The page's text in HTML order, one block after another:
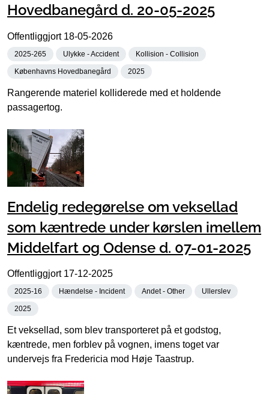
Hovedbanegård d. 20-05-2025
Offentliggjort 18-05-2026
2025-265 Ulykke - Accident Kollision - Collision
Københavns Hovedbanegård 2025
Rangerende materiel kolliderede med et holdende
passagertog.
Endelig redegørelse om veksellad
som kæntrede under kørslen imellem
Middelfart og Odense d. 07-01-2025
Offentliggjort 17-12-2025
2025-16 Hændelse - Incident Andet - Other Ullerslev
2025
Et veksellad, som blev transporteret på et godstog,
kæntrede, men forblev på vognen, imens toget var
undervejs fra Fredericia mod Høje Taastrup.